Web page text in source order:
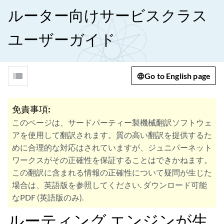
ルーター向けサービスクラス
ユーザーガイド
list Go to English page
免責事項:
このページは、サードパーティー製機械翻訳ソフトウェ
アを使用して翻訳されます。質の高い翻訳を提供するた
めに合理的な対応はされていますが、ジュニパーネット
ワークスがその正確性を保証することはできかねます。
この翻訳に含まれる情報の正確性について疑問が生じた
場合は、英語版を参照してください. ダウンロード可能
なPDF (英語版のみ).